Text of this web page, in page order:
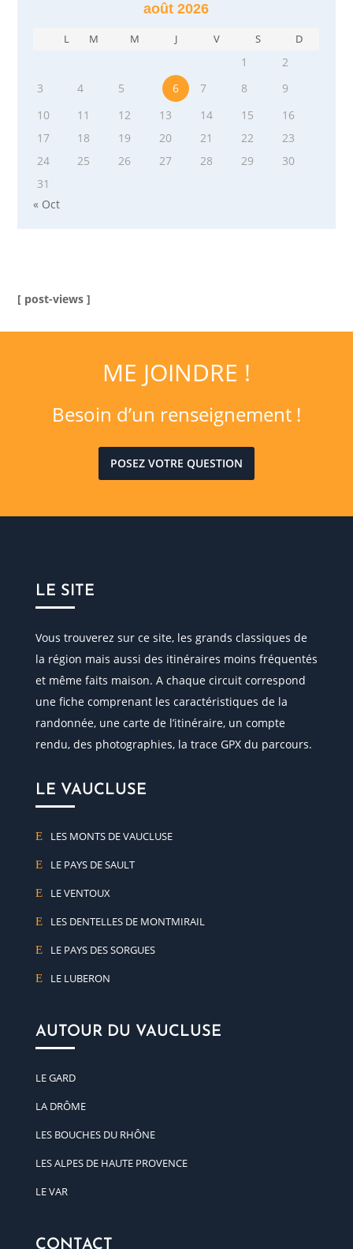
août 2026
L M M J V S D
1
2
3
4 5 6 7 8
9
10
11 12 13 14 15
16
17
18 19 20 21 22
23
24
25 26 27 28 29
30
31
« Oct
[ post-views ]
ME JOINDRE !
Besoin d’un renseignement !
POSEZ VOTRE QUESTION
LE SITE
Vous trouverez sur ce site, les grands classiques de
la région mais aussi des itinéraires moins fréquentés
et même faits maison. A chaque circuit correspond
une fiche comprenant les caractéristiques de la
randonnée, une carte de l’itinéraire, un compte
rendu, des photographies, la trace GPX du parcours.
LE VAUCLUSE
LES MONTS DE VAUCLUSE
LE PAYS DE SAULT
LE VENTOUX
LES DENTELLES DE MONTMIRAIL
LE PAYS DES SORGUES
LE LUBERON
AUTOUR DU VAUCLUSE
LE GARD
LA DRÔME
LES BOUCHES DU RHÔNE
LES ALPES DE HAUTE PROVENCE
LE VAR
CONTACT